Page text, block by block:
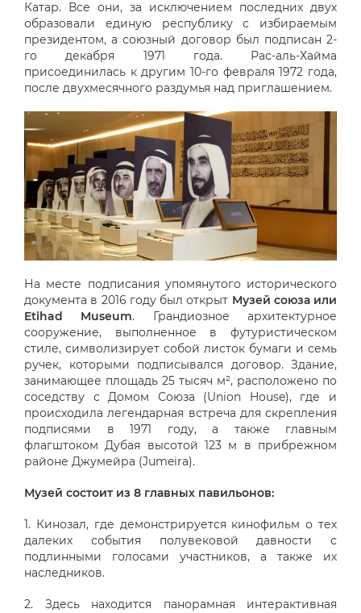
Катар. Все они, за исключением последних двух
образовали единую республику с избираемым
президентом, а союзный договор был подписан 2-
го декабря 1971 года. Рас-аль-Хайма
присоединилась к другим 10-го февраля 1972 года,
после двухмесячного раздумья над приглашением.
На месте подписания упомянутого исторического
документа в 2016 году был открыт Музей союза или
Etihad Museum. Грандиозное архитектурное
сооружение, выполненное в футуристическом
стиле, символизирует собой листок бумаги и семь
ручек, которыми подписывался договор. Здание,
занимающее площадь 25 тысяч м², расположено по
соседству с Домом Союза (Union House), где и
происходила легендарная встреча для скрепления
подписями в 1971 году, а также главным
флагштоком Дубая высотой 123 м в прибрежном
районе Джумейра (Jumeira).
Музей состоит из 8 главных павильонов:
1. Кинозал, где демонстрируется кинофильм о тех
далеких события полувековой давности с
подлинными голосами участников, а также их
наследников.
2. Здесь находится панорамная интерактивная